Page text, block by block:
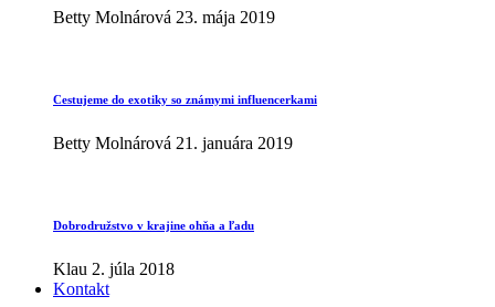
Betty Molnárová 23. mája 2019
Cestujeme do exotiky so známymi influencerkami
Betty Molnárová 21. januára 2019
Dobrodružstvo v krajine ohňa a ľadu
Klau 2. júla 2018
Kontakt